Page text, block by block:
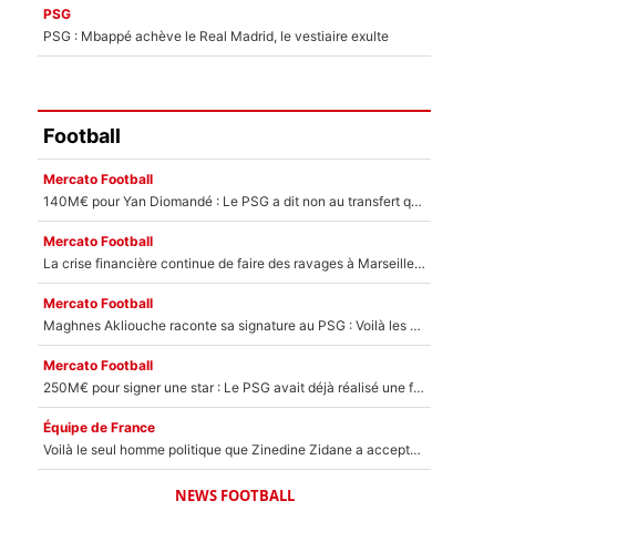
PSG
PSG : Mbappé achève le Real Madrid, le vestiaire exulte
Football
Mercato Football
140M€ pour Yan Diomandé : Le PSG a dit non au transfert qui bat tous les records sur le mercato
Mercato Football
La crise financière continue de faire des ravages à Marseille : L’OM a placé 12 joueurs sur le marché des transferts… et ça pourrait lui rapporter près de 100M€ !
Mercato Football
Maghnes Akliouche raconte sa signature au PSG : Voilà les coulisses de son transfert de rêve à 50M€
Mercato Football
250M€ pour signer une star : Le PSG avait déjà réalisé une folie sur le mercato bien avant Neymar !
Équipe de France
Voilà le seul homme politique que Zinedine Zidane a accepté dans son entourage : «Je garde un très bon souvenir de lui»
NEWS FOOTBALL